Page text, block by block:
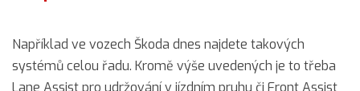
Například ve vozech Škoda dnes najdete takových
systémů celou řadu. Kromě výše uvedených je to třeba
Lane Assist pro udržování v jízdním pruhu či Front Assist